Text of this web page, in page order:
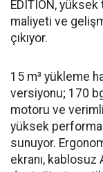
EDITION,
maliyeti ve
çıkıyor.
15 m³ yükleme
versiyonu; 170
motoru ve
yüksek
sunuyor.
ekranı,